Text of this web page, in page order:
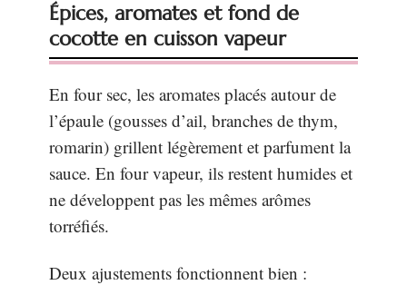
Épices, aromates et fond de
cocotte en cuisson vapeur
En four sec, les aromates placés autour de
l’épaule (gousses d’ail, branches de thym,
romarin) grillent légèrement et parfument la
sauce. En four vapeur, ils restent humides et
ne développent pas les mêmes arômes
torréfiés.
Deux ajustements fonctionnent bien :